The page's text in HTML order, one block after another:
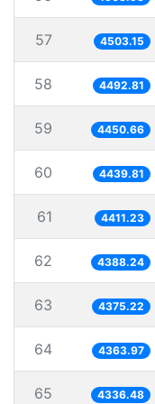
57 4503.15
58 4492.81
59 4450.66
60 4439.81
61 4411.23
62 4388.24
63 4375.22
64 4363.97
65 4336.48